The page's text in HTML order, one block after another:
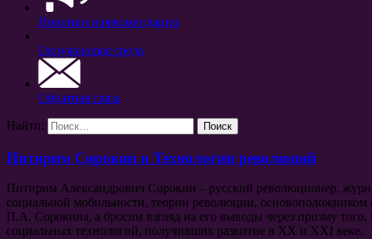
Новинки и рекомендации
Окружающая среда
Обратная связь
Найти:
Питирим Сорокин и Технологии революций
Питирим Александрович Сорокин – русский революционер,
социальной мобильности, теории революции,
П.А. Сорокина, а бросим взгляд на его выводы через призму
социальных технологий, получивших развитие в XX и XXI веке.